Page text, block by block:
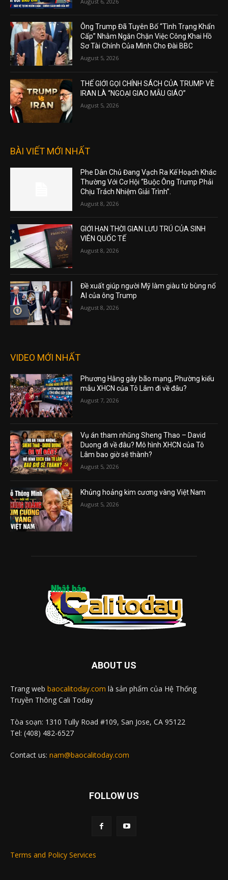
Ông Trump Đã Tuyên Bố “Tình Trạng Khẩn
Cấp” Nhằm Ngăn Chặn Việc Công Khai Hồ
Sơ Tài Chính Của Mình Cho Đài BBC
August 5, 2026
THẾ GIỚI GỌI CHÍNH SÁCH CỦA TRUMP VỀ
IRAN LÀ “NGOẠI GIAO MẪU GIÁO”
August 5, 2026
BÀI VIẾT MỚI NHẤT
Phe Dân Chủ Đang Vạch Ra Kế Hoạch Khác
Thường Với Cơ Hội “Buộc Ông Trump Phải
Chịu Trách Nhiệm Giải Trình”.
August 8, 2026
GIỚI HẠN THỜI GIAN LƯU TRÚ CỦA SINH
VIÊN QUỐC TẾ
August 8, 2026
Đề xuất giúp người Mỹ làm giàu từ bùng nổ
AI của ông Trump
August 8, 2026
VIDEO MỚI NHẤT
Phương Hằng gây bão mạng, Phường kiểu
mẫu XHCN của Tô Lâm đi về đâu?
August 7, 2026
Vụ án tham nhũng Sheng Thao – David
Duong đi về đâu? Mô hình XHCN của Tô
Lâm bao giờ sẽ thành?
August 5, 2026
Khủng hoảng kim cương vàng Việt Nam
August 5, 2026
ABOUT US
Trang web baocalitoday.com là sản phẩm của Hệ Thống
Truyền Thông Cali Today
Tòa soạn: 1310 Tully Road #109, San Jose, CA 95122
Tel: (408) 482-6527
Contact us: nam@baocalitoday.com
FOLLOW US
Terms and Policy Services